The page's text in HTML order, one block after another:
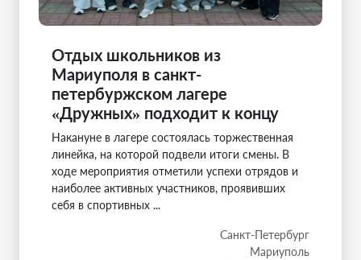
Отдых школьников из
Мариуполя в санкт-
петербуржском лагере
«Дружных» подходит к концу
Накануне в лагере состоялась торжественная
линейка, на которой подвели итоги смены. В
ходе мероприятия отметили успехи отрядов и
наиболее активных участников, проявивших
себя в спортивных ...
Санкт-Петербург
Мариуполь